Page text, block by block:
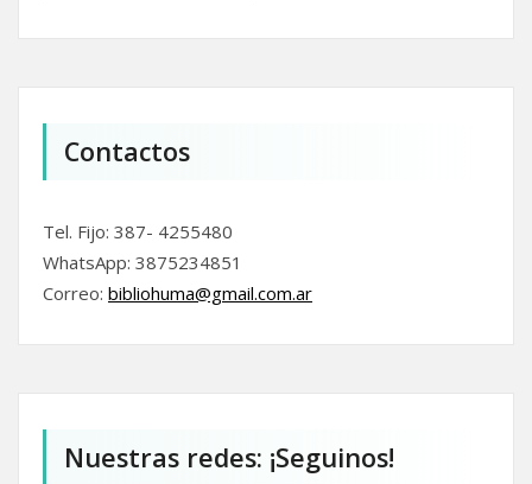
Contactos
Tel. Fijo: 387- 4255480
WhatsApp: 3875234851
Correo: bibliohuma@gmail.com.ar
Nuestras redes: ¡Seguinos!